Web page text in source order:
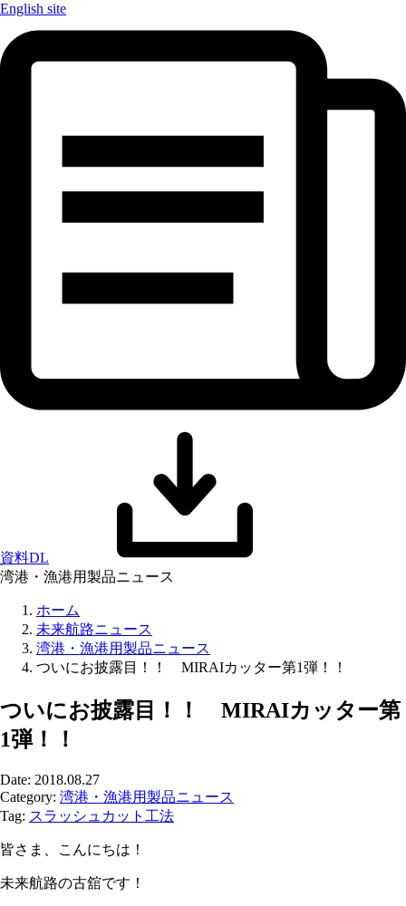
English site
資料DL
湾港・漁港用製品ニュース
ホーム
未来航路ニュース
湾港・漁港用製品ニュース
ついにお披露目！！ MIRAIカッター第1弾！！
ついにお披露目！！ MIRAIカッター第
1弾！！
Date: 2018.08.27
Category: 湾港・漁港用製品ニュース
Tag: スラッシュカット工法
皆さま、こんにちは！
未来航路の古舘です！